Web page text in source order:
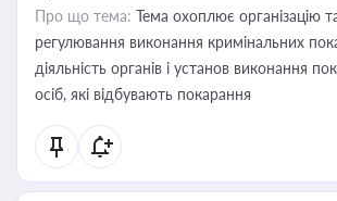
Про що тема: Тема охоплює організацію
регулювання виконання кримінальних
діяльність органів і установ виконання
осіб, які відбувають покарання